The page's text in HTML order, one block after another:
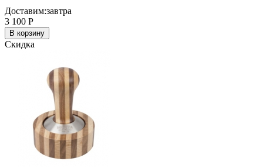
Доставим:завтра
3 100 Р
В корзину
Скидка